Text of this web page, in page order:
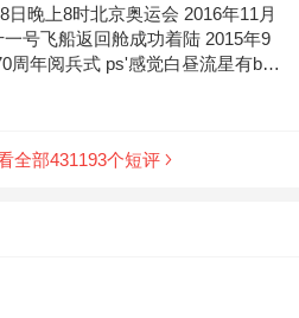
日晚上8时北京奥运会 2016年11月
号飞船返回舱成功着陆 2015年9
感觉白昼流星有bu
州五号！2003年10月16日6时23
全部431193个短评